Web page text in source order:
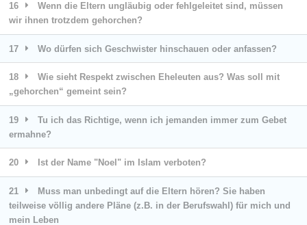
16
Wenn die Eltern ungläubig oder fehlgeleitet sind, müssen
wir ihnen trotzdem gehorchen?
17 Wo dürfen sich Geschwister hinschauen oder anfassen?
18
Wie sieht Respekt zwischen Eheleuten aus? Was soll mit
„gehorchen“ gemeint sein?
19
Tu ich das Richtige, wenn ich jemanden immer zum Gebet
ermahne?
20 Ist der Name "Noel" im Islam verboten?
21
Muss man unbedingt auf die Eltern hören? Sie haben
teilweise völlig andere Pläne (z.B. in der Berufswahl) für mich und
mein Leben